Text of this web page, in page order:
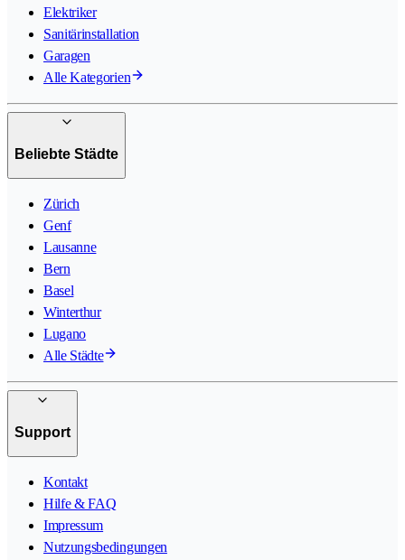
Elektriker
Sanitärinstallation
Garagen
Alle Kategorien
Beliebte Städte
Zürich
Genf
Lausanne
Bern
Basel
Winterthur
Lugano
Alle Städte
Support
Kontakt
Hilfe & FAQ
Impressum
Nutzungsbedingungen